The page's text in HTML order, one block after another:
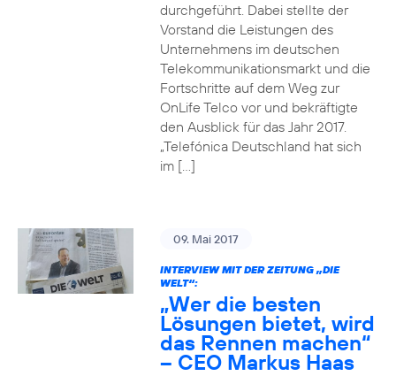
durchgeführt. Dabei stellte der
Vorstand die Leistungen des
Unternehmens im deutschen
Telekommunikationsmarkt und die
Fortschritte auf dem Weg zur
OnLife Telco vor und bekräftigte
den Ausblick für das Jahr 2017.
„Telefónica Deutschland hat sich
im […]
09. Mai 2017
INTERVIEW MIT DER ZEITUNG „DIE
WELT“:
„Wer die besten
Lösungen bietet, wird
das Rennen machen“
– CEO Markus Haas